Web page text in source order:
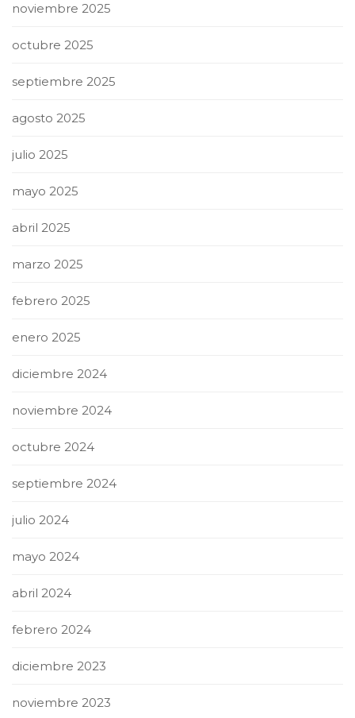
noviembre 2025
octubre 2025
septiembre 2025
agosto 2025
julio 2025
mayo 2025
abril 2025
marzo 2025
febrero 2025
enero 2025
diciembre 2024
noviembre 2024
octubre 2024
septiembre 2024
julio 2024
mayo 2024
abril 2024
febrero 2024
diciembre 2023
noviembre 2023